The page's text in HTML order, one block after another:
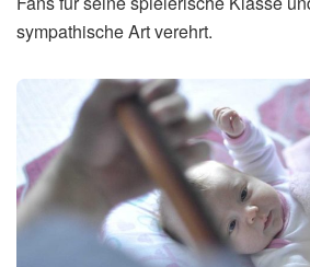
sympathische Art verehrt.